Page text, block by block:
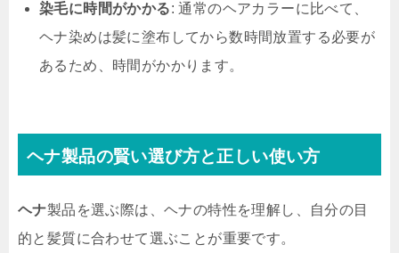
染毛に時間がかかる: 通常のヘアカラーに比べて、
ヘナ染めは髪に塗布してから数時間放置する必要が
あるため、時間がかかります。
ヘナ製品の賢い選び方と正しい使い方
ヘナ製品を選ぶ際は、ヘナの特性を理解し、自分の目
的と髪質に合わせて選ぶことが重要です。